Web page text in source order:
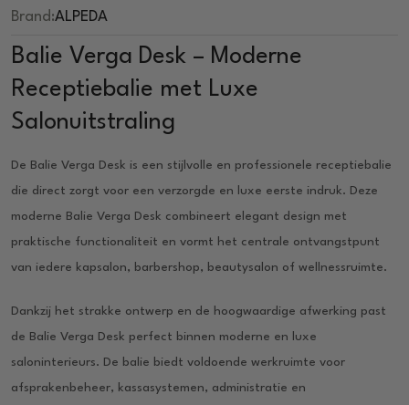
Brand:ALPEDA
Balie Verga Desk – Moderne
Receptiebalie met Luxe
Salonuitstraling
De Balie Verga Desk is een stijlvolle en professionele receptiebalie
die direct zorgt voor een verzorgde en luxe eerste indruk. Deze
moderne Balie Verga Desk combineert elegant design met
praktische functionaliteit en vormt het centrale ontvangstpunt
van iedere kapsalon, barbershop, beautysalon of wellnessruimte.
Dankzij het strakke ontwerp en de hoogwaardige afwerking past
de Balie Verga Desk perfect binnen moderne en luxe
saloninterieurs. De balie biedt voldoende werkruimte voor
afsprakenbeheer, kassasystemen, administratie en